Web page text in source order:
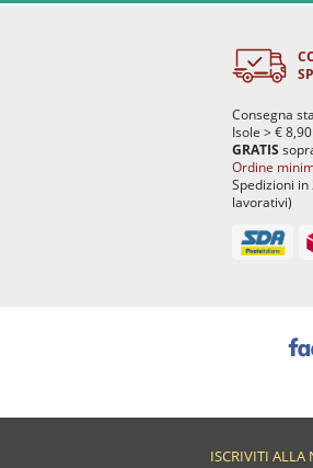
Consegna
Isole > € 8,90
GRATIS
Ordine
Spedizioni
lavorativi)
ISCRIVITI ALLA